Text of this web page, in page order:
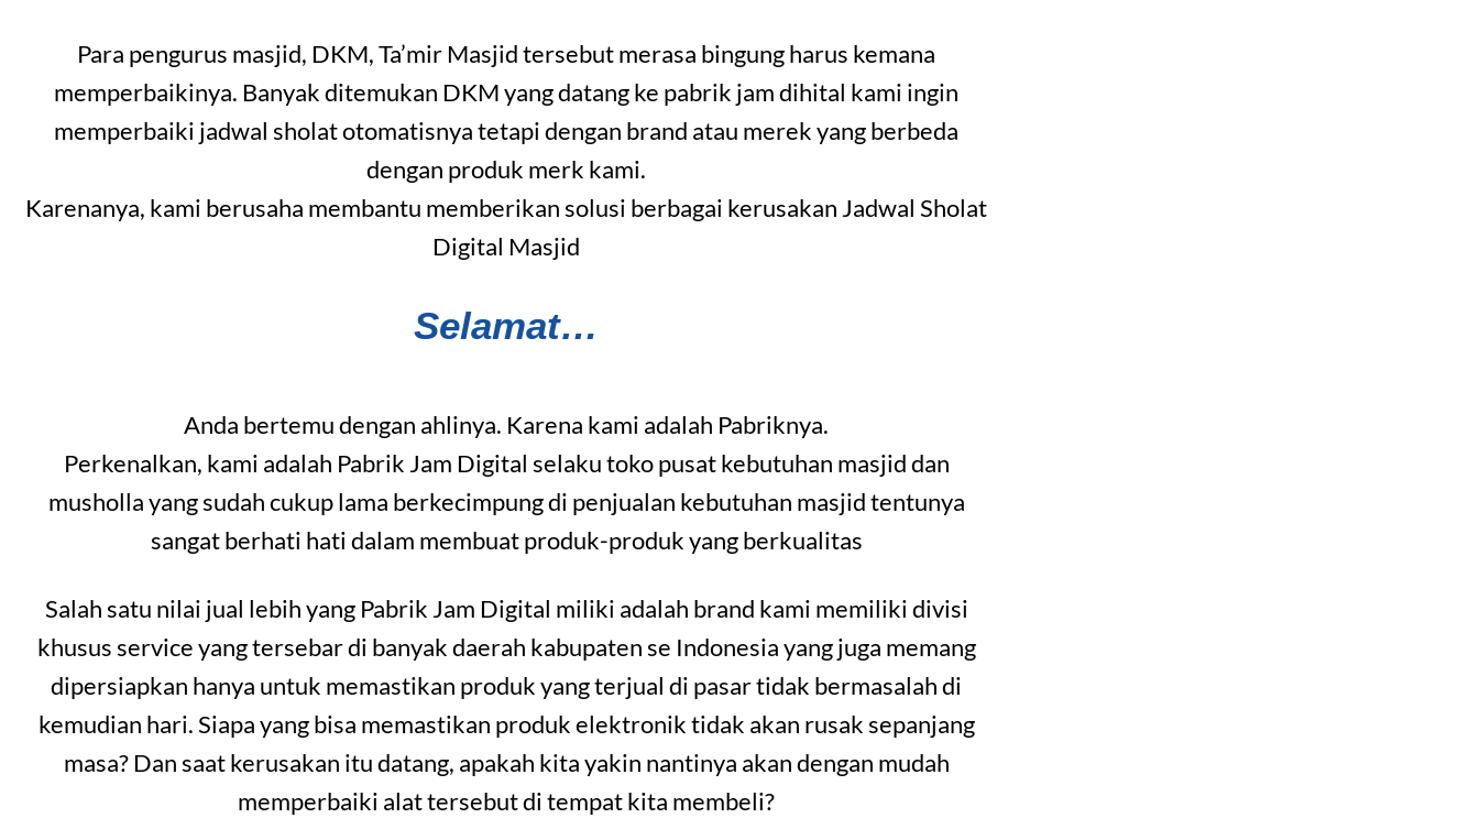
Para pengurus masjid, DKM, Ta’mir Masjid tersebut merasa bingung harus kemana
memperbaikinya. Banyak ditemukan DKM yang datang ke pabrik jam dihital kami ingin
memperbaiki jadwal sholat otomatisnya tetapi dengan brand atau merek yang berbeda
dengan produk merk kami.
Karenanya, kami berusaha membantu memberikan solusi berbagai kerusakan Jadwal Sholat
Digital Masjid
Selamat…
Anda bertemu dengan ahlinya. Karena kami adalah Pabriknya.
Perkenalkan, kami adalah Pabrik Jam Digital selaku toko pusat kebutuhan masjid dan
musholla yang sudah cukup lama berkecimpung di penjualan kebutuhan masjid tentunya
sangat berhati hati dalam membuat produk-produk yang berkualitas
Salah satu nilai jual lebih yang Pabrik Jam Digital miliki adalah brand kami memiliki divisi
khusus service yang tersebar di banyak daerah kabupaten se Indonesia yang juga memang
dipersiapkan hanya untuk memastikan produk yang terjual di pasar tidak bermasalah di
kemudian hari. Siapa yang bisa memastikan produk elektronik tidak akan rusak sepanjang
masa? Dan saat kerusakan itu datang, apakah kita yakin nantinya akan dengan mudah
memperbaiki alat tersebut di tempat kita membeli?